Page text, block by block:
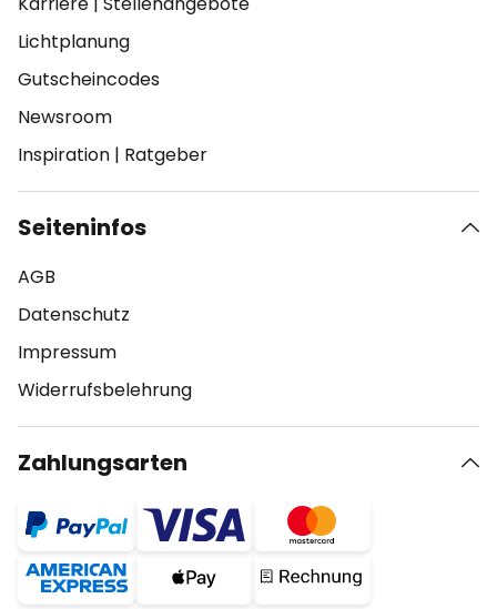
Lichtplanung
Gutscheincodes
Newsroom
Inspiration | Ratgeber
Seiteninfos
AGB
Datenschutz
Impressum
Widerrufsbelehrung
Zahlungsarten